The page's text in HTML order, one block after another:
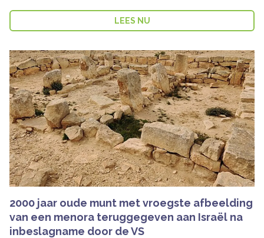
LEES NU
2000 jaar oude munt met vroegste afbeelding
van een menora teruggegeven aan Israël na
inbeslagname door de VS